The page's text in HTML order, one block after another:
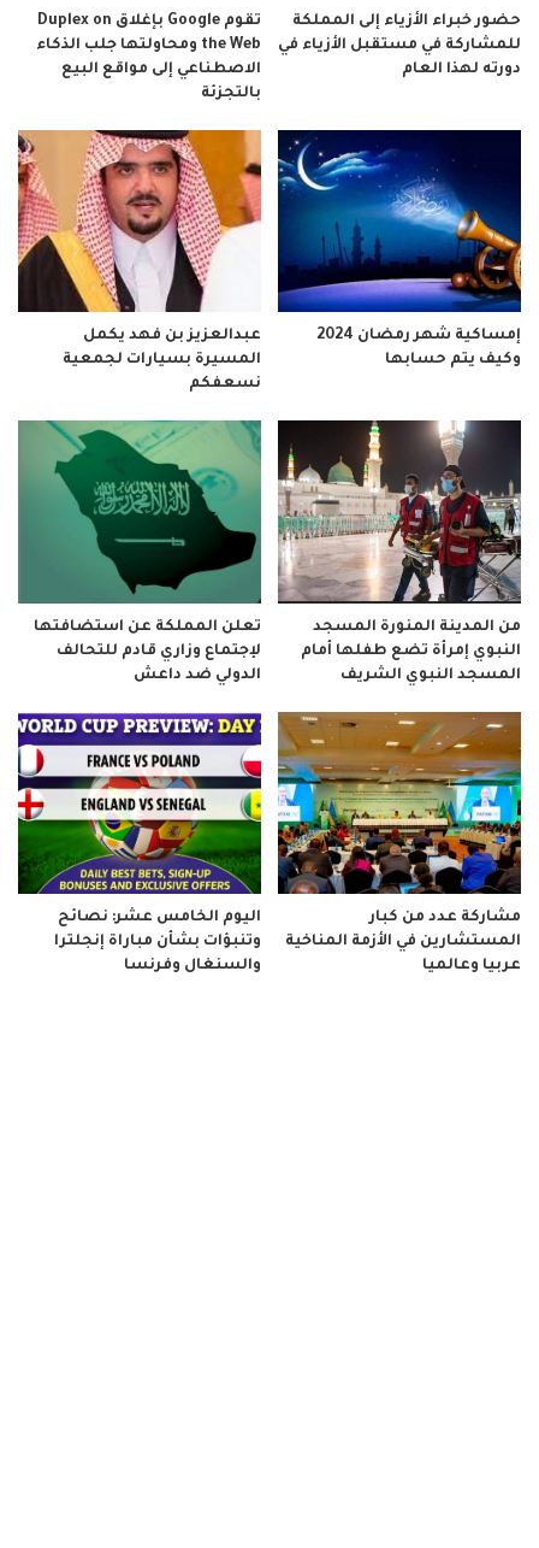
حضور خبراء الأزياء إلى المملكة
للمشاركة في مستقبل الأزياء في
دورته لهذا العام
تقوم Google بإغلاق Duplex on
the Web ومحاولتها جلب الذكاء
الاصطناعي إلى مواقع البيع
بالتجزئة
إمساكية شهر رمضان 2024
وكيف يتم حسابها
عبدالعزيز بن فهد يكمل
المسيرة بسيارات لجمعية
نسعفكم
من المدينة المنورة المسجد
النبوي إمرأة تضع طفلها أمام
المسجد النبوي الشريف
تعلن المملكة عن استضافتها
لإجتماع وزاري قادم للتحالف
الدولي ضد داعش
مشاركة عدد من كبار
المستشارين في الأزمة المناخية
عربيا وعالميا
اليوم الخامس عشر: نصائح
وتنبؤات بشأن مباراة إنجلترا
والسنغال وفرنسا